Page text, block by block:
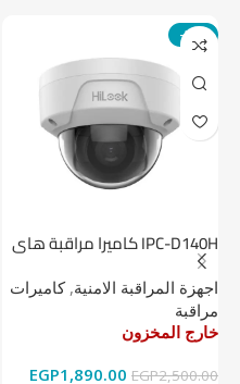
-24%
IPC-D140H كاميرا مراقبة هاى
لوك داخلية 4 ميجا
اجهزة المراقبة الامنية,كاميرات
مراقبة
خارج المخزون
EGP2,500.00
EGP1,890.00